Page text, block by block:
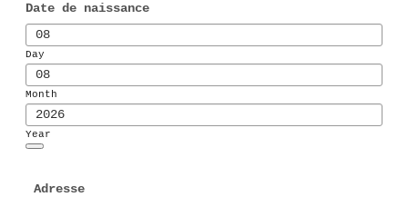
Date de naissance
Day
Month
Year
Adresse